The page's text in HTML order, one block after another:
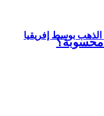
بوسط إفريقيا
محسوبة؟